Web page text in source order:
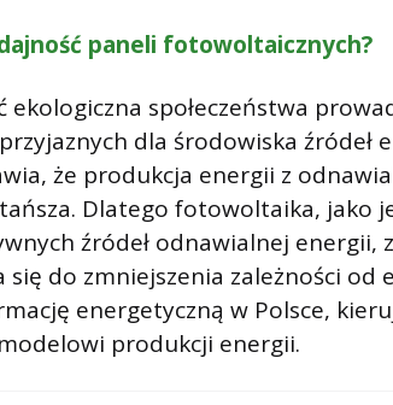
paneli fotowoltaicznych?
społeczeństwa
dla środowiska źródeł
że produkcja energii z
Dlatego fotowoltaika, jako
źródeł odnawialnej energii,
się do zmniejszenia zależności od
energetyczną w Polsce,
produkcji energii.